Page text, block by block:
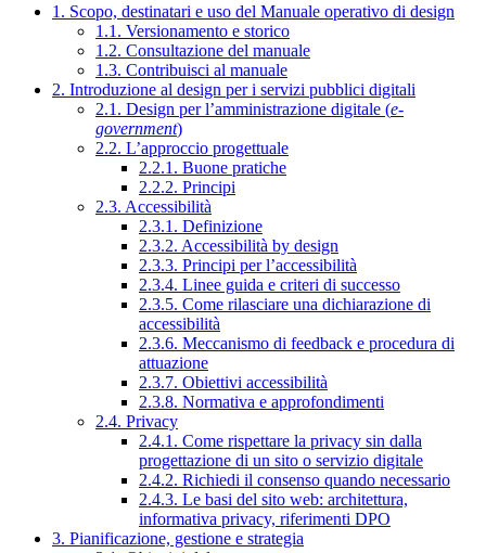
1. Scopo, destinatari e uso del Manuale operativo di design
1.1. Versionamento e storico
1.2. Consultazione del manuale
1.3. Contribuisci al manuale
2. Introduzione al design per i servizi pubblici digitali
2.1. Design per l’amministrazione digitale (e-
government)
2.2. L’approccio progettuale
2.2.1. Buone pratiche
2.2.2. Principi
2.3. Accessibilità
2.3.1. Definizione
2.3.2. Accessibilità by design
2.3.3. Principi per l’accessibilità
2.3.4. Linee guida e criteri di successo
2.3.5. Come rilasciare una dichiarazione di
accessibilità
2.3.6. Meccanismo di feedback e procedura di
attuazione
2.3.7. Obiettivi accessibilità
2.3.8. Normativa e approfondimenti
2.4. Privacy
2.4.1. Come rispettare la privacy sin dalla
progettazione di un sito o servizio digitale
2.4.2. Richiedi il consenso quando necessario
2.4.3. Le basi del sito web: architettura,
informativa privacy, riferimenti DPO
3. Pianificazione, gestione e strategia